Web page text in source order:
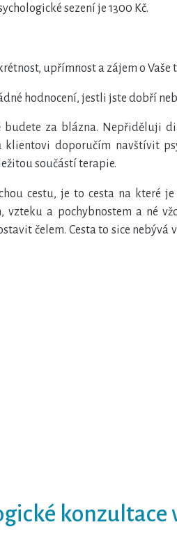
sezení je 1300 Kč.
krétnost, upřímnost a zájem o Vaše
hodnocení, jestli jste dobří
za blázna. Nepřiděluji
klientovi doporučím navštívit
součástí terapie.
cestu, je to cesta na které je
vzteku a pochybnostem a né
čelem. Cesta to sice nebývá
konzultace